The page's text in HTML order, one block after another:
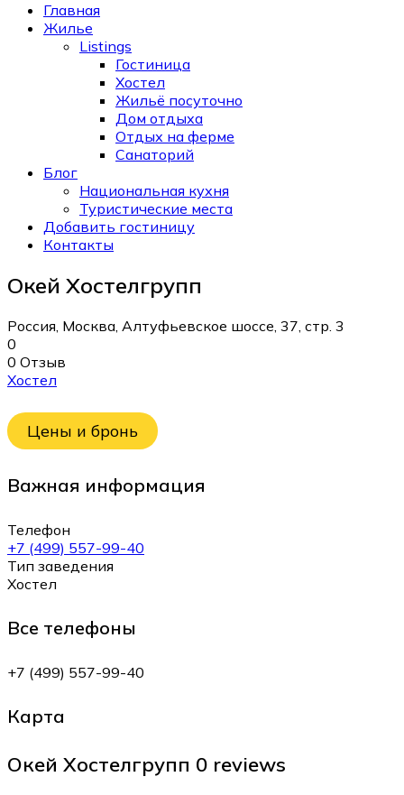
Главная
Жилье
Listings
Гостиница
Хостел
Жильё посуточно
Дом отдыха
Отдых на ферме
Санаторий
Блог
Национальная кухня
Туристические места
Добавить гостиницу
Контакты
Окей Хостелгрупп
Россия, Москва, Алтуфьевское шоссе, 37, стр. 3
0
0 Отзыв
Хостел
Цены и бронь
Важная информация
Телефон
+7 (499) 557-99-40
Тип заведения
Хостел
Все телефоны
+7 (499) 557-99-40
Карта
Окей Хостелгрупп 0 reviews